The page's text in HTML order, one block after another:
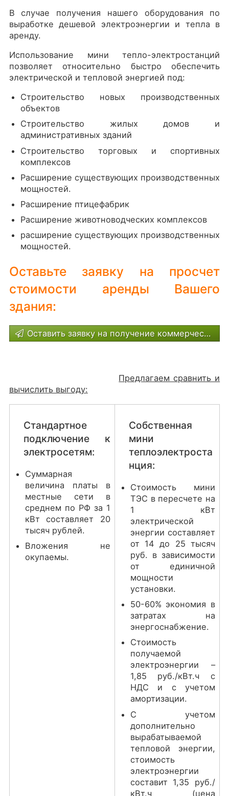
В случае получения нашего оборудования по
выработке дешевой электроэнергии и тепла в
аренду.
Использование мини тепло-электростанций
позволяет относительно быстро обеспечить
электрической и тепловой энергией под:
Строительство новых производственных
объектов
Строительство жилых домов и
административных зданий
Строительство торговых и спортивных
комплексов
Расширение существующих производственных
мощностей.
Расширение птицефабрик
Расширение животноводческих комплексов
расширение существующих производственных
мощностей.
Оставьте заявку на просчет
стоимости аренды Вашего
здания:
Оставить заявку на получение коммерческого предложения
Предлагаем сравнить и
вычислить выгоду:
Стандартное
подключение к
электросетям:
Суммарная
величина платы в
местные сети в
среднем по РФ за 1
кВт составляет 20
тысяч рублей.
Вложения не
окупаемы.
Собственная
мини
теплоэлектроста
нция:
Стоимость мини
ТЭС в пересчете на
1 кВт
электрической
энергии составляет
от 14 до 25 тысяч
руб. в зависимости
от единичной
мощности
установки.
50-60% экономия в
затратах на
энергоснабжение.
Стоимость
получаемой
электроэнергии –
1,85 руб./кВт.ч с
НДС и с учетом
амортизации.
С учетом
дополнительно
вырабатываемой
тепловой энергии,
стоимость
электроэнергии
составит 1,35 руб./
кВт.ч (цена